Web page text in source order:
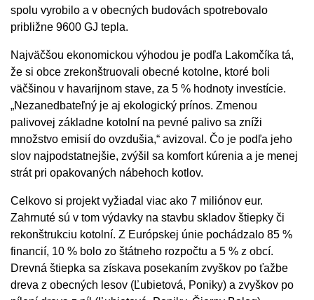
spolu vyrobilo a v obecných budovách spotrebovalo
približne 9600 GJ tepla.
Najväčšou ekonomickou výhodou je podľa Lakomčíka tá,
že si obce zrekonštruovali obecné kotolne, ktoré boli
väčšinou v havarijnom stave, za 5 % hodnoty investície.
„Nezanedbateľný je aj ekologický prínos. Zmenou
palivovej základne kotolní na pevné palivo sa zníži
množstvo emisií do ovzdušia,“ avizoval. Čo je podľa jeho
slov najpodstatnejšie, zvýšil sa komfort kúrenia a je menej
strát pri opakovaných nábehoch kotlov.
Celkovo si projekt vyžiadal viac ako 7 miliónov eur.
Zahrnuté sú v tom výdavky na stavbu skladov štiepky či
rekonštrukciu kotolní. Z Európskej únie pochádzalo 85 %
financií, 10 % bolo zo štátneho rozpočtu a 5 % z obcí.
Drevná štiepka sa získava posekaním zvyškov po ťažbe
dreva z obecných lesov (Ľubietová, Poniky) a zvyškov po